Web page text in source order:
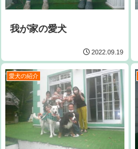
我が家の愛犬
2022.09.19
愛犬の紹介